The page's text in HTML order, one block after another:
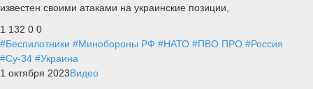
известен своими атаками на украинские позиции,
1 132 0 0
#Беспилотники #Минобороны РФ #НАТО #ПВО ПРО #Россия
#Су-34 #Украина
1 октября 2023Видео